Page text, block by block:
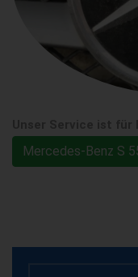
Mercedes-Benz S